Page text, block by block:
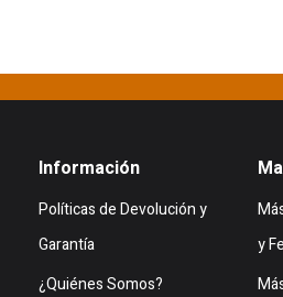
Información
Políticas de Devolución y
Garantía
¿Quiénes Somos?
y